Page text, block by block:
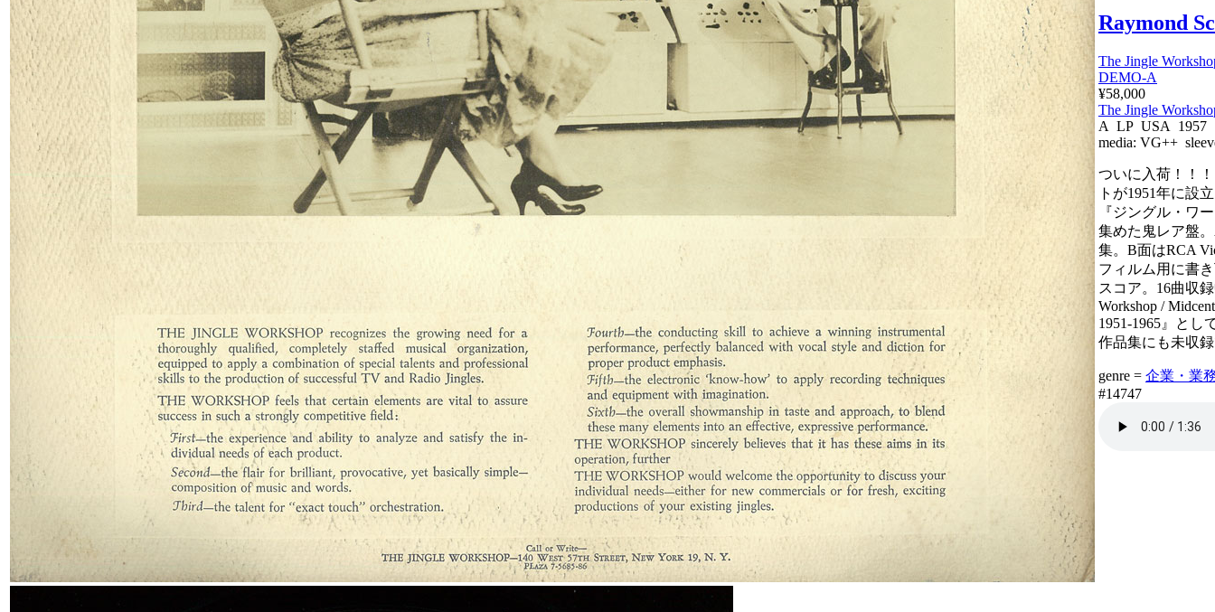
Raymond
The Jingle
DEMO-A
¥58,000
The Jingle
A LP USA 1957
media: VG++
ついに入荷！！
トが1951年に設
『ジングル・ワ
集めた鬼レア盤
集。B面はRCA
フィルム用に書
スコア。16曲収
Workshop /
1951-1965』とし
作品集にも未収
genre = 企業・業
#14747